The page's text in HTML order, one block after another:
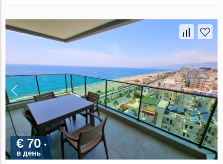
€ 70
в день